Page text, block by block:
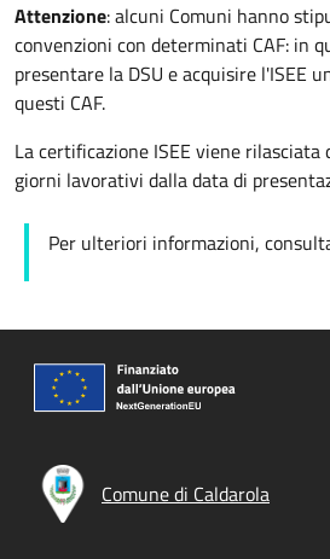
Attenzione: alcuni Comuni hanno
convenzioni con determinati CAF: in
presentare la DSU e acquisire l'ISEE
questi CAF.
La certificazione ISEE viene rilasciata
giorni lavorativi dalla data di
Per ulteriori informazioni,
Comune di Caldarola